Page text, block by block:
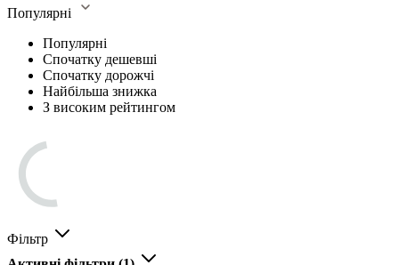
Популярні
Популярні
Спочатку дешевші
Спочатку дорожчі
Найбільша знижка
З високим рейтингом
Фільтр